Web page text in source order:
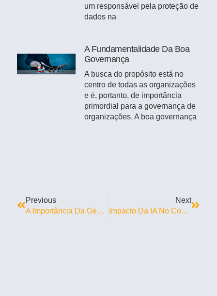
um responsável pela proteção de
dados na
A Fundamentalidade Da Boa
Governança
A busca do propósito está no
centro de todas as organizações
e é, portanto, de importância
primordial para a governança de
organizações. A boa governança
Previous
A Importância Da Gestão Contratual Nas Empresas
Next
Impacto Da IA No Compliance Empresarial